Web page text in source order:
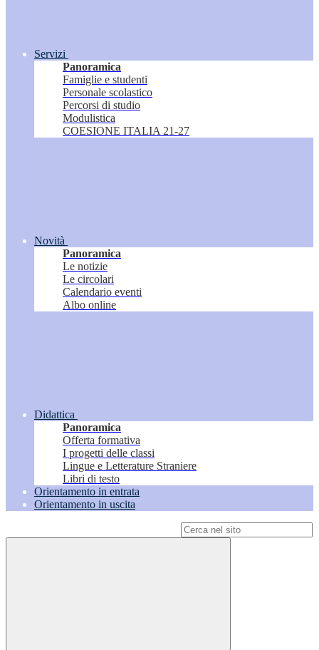
Servizi
Panoramica
Famiglie e studenti
Personale scolastico
Percorsi di studio
Modulistica
COESIONE ITALIA 21-27
Novità
Panoramica
Le notizie
Le circolari
Calendario eventi
Albo online
Didattica
Panoramica
Offerta formativa
I progetti delle classi
Lingue e Letterature Straniere
Libri di testo
Orientamento in entrata
Orientamento in uscita